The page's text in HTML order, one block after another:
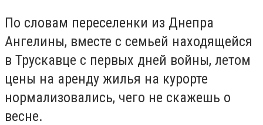
По словам переселенки из Днепра
Ангелины, вместе с семьей находящейся
в Трускавце с первых дней войны, летом
цены на аренду жилья на курорте
нормализовались, чего не скажешь о
весне.